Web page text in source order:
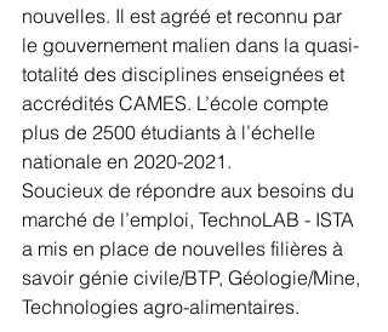
nouvelles. Il est agréé et reconnu par
le gouvernement malien dans la quasi-
totalité des disciplines enseignées et
accrédités CAMES. L’école compte
plus de 2500 étudiants à l’échelle
nationale en 2020-2021.
Soucieux de répondre aux besoins du
marché de l’emploi, TechnoLAB - ISTA
a mis en place de nouvelles filières à
savoir génie civile/BTP, Géologie/Mine,
Technologies agro-alimentaires.